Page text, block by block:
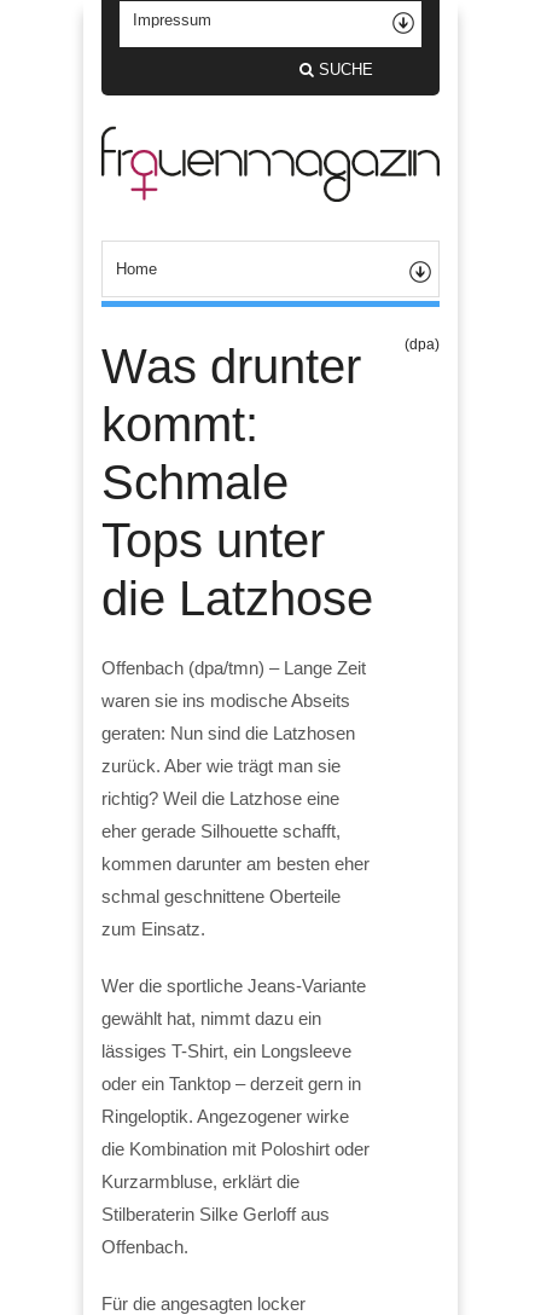
SUCHE
Was drunter
kommt:
Schmale
Tops unter
die Latzhose
(dpa)
Offenbach (dpa/tmn) – Lange Zeit
waren sie ins modische Abseits
geraten: Nun sind die Latzhosen
zurück. Aber wie trägt man sie
richtig? Weil die Latzhose eine
eher gerade Silhouette schafft,
kommen darunter am besten eher
schmal geschnittene Oberteile
zum Einsatz.
Wer die sportliche Jeans-Variante
gewählt hat, nimmt dazu ein
lässiges T-Shirt, ein Longsleeve
oder ein Tanktop – derzeit gern in
Ringeloptik. Angezogener wirke
die Kombination mit Poloshirt oder
Kurzarmbluse, erklärt die
Stilberaterin Silke Gerloff aus
Offenbach.
Für die angesagten locker